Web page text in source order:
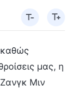
καθώς
μας, η
Μιν